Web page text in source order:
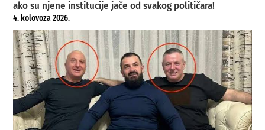
ako su njene institucije jače od svakog političara!
4. kolovoza 2026.